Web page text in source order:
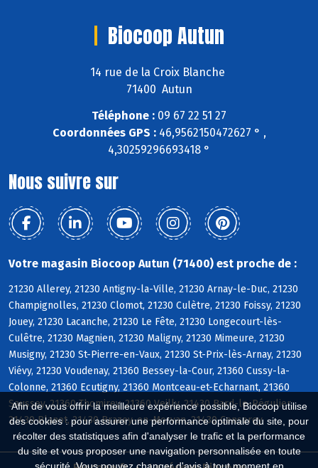
Afin de vous offrir la meilleure expérience possible, Biocoop utilise
des cookies : pour assurer une performance optimale du site, pour
récolter des statistiques afin d'analyser le trafic et la performance
du site et vous proposer une navigation personnalisée en toute
Biocoop Autun
14 rue de la Croix Blanche
71400 Autun
Téléphone : 09 67 22 51 27
Coordonnées GPS :46,9562150472627 ° ,
4,30259296693418 °
Nous suivre sur
Votre magasin Biocoop Autun (71400) est proche de :
21230 Allerey, 21230 Antigny-la-Ville, 21230 Arnay-le-Duc, 21230
Champignolles, 21230 Clomot, 21230 Culètre, 21230 Foissy, 21230
Jouey, 21230 Lacanche, 21230 Le Fête, 21230 Longecourt-lès-
Culêtre, 21230 Magnien, 21230 Maligny, 21230 Mimeure, 21230
Musigny, 21230 St-Pierre-en-Vaux, 21230 St-Prix-lès-Arnay, 21230
Viévy, 21230 Voudenay, 21360 Bessey-la-Cour, 21360 Cussy-la-
Colonne, 21360 Ecutigny, 21360 Montceau-et-Echarnant, 21360
Saussey, 21360 Thomirey, 21360 Veilly, 21430 Bard-le-Régulier,
21430 Blanot, 21430 Brazey-en-Morvan, 21430 Censerey